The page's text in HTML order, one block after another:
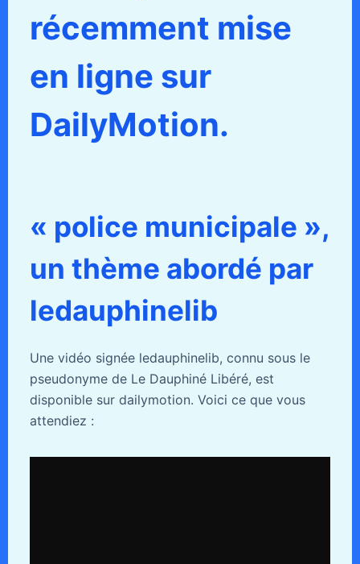
récemment mise
en ligne sur
DailyMotion.
« police municipale »,
un thème abordé par
ledauphinelib
Une vidéo signée ledauphinelib, connu sous le
pseudonyme de Le Dauphiné Libéré, est
disponible sur dailymotion. Voici ce que vous
attendiez :